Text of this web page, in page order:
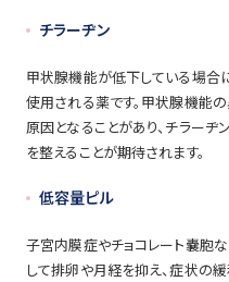
チラーヂン
甲状腺機能が低下している場合
使用される薬です。甲状腺機能
原因となることがあり、チラー
を整えることが期待されます。
低容量ピル
子宮内膜症やチョコレート嚢胞
して排卵や月経を抑え、症状の